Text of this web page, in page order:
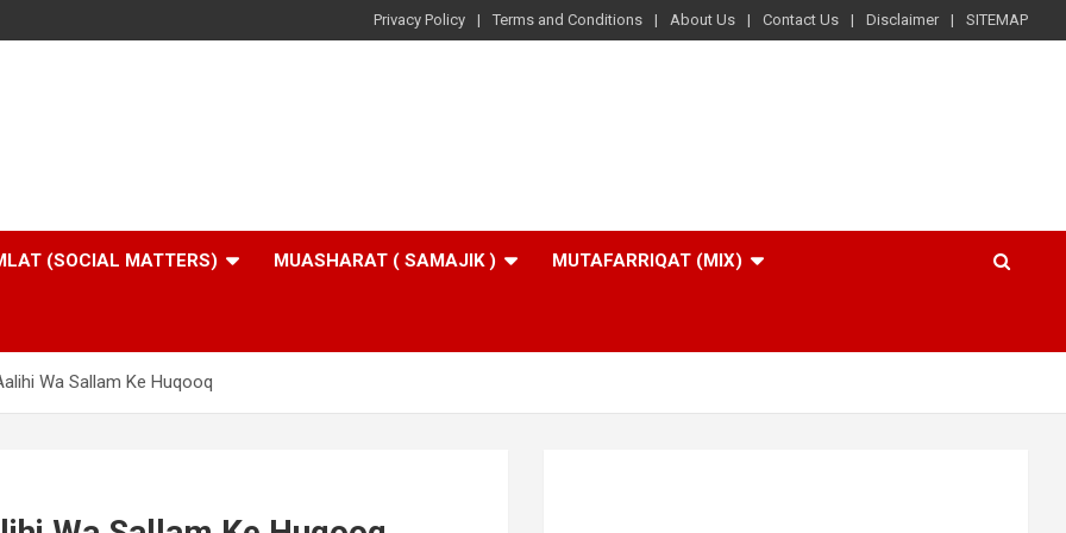
Privacy Policy Terms and Conditions About Us Contact Us Disclaimer SITEMAP
(SOCIAL MATTERS) MUASHARAT ( SAMAJIK ) MUTAFARRIQAT (MIX)
Wa Sallam Ke Huqooq